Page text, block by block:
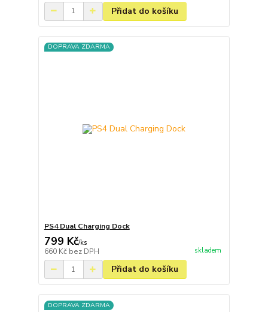
Přidat do košíku
DOPRAVA ZDARMA
PS4 Dual Charging Dock
799 Kč/ks
660 Kč bez DPH skladem
Přidat do košíku
DOPRAVA ZDARMA